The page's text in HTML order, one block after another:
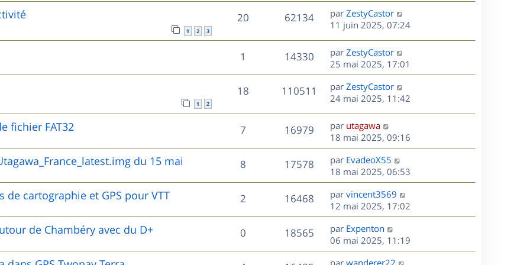
e
s
e
s
s
e
e
s
r
m
s
a
e
p
o
e
s
i
e
r
m
e
s
a
g
e
1 2 3
20R
é
e
62134V
u
e
D
e
i
e
r
m
s
a
e
par ZestyCastor
11 juin 2025, 07:24
1
é
p
s
e
s
14330V
u
e
D
e
r
n
i
r
m
e
s
s
a
g
e
par ZestyCastor
25 mai 2025, 17:01
1 2
18R
é
e
110511
u
D
e
i
e
r
m
e
s
s
a
g
e
par ZestyCastor
24 mai 2025, 11:42
fichier FAT32 7R
é
p
n
s
16979V
u
e
s
D
e
r
n
i
e
r
m
e
s
s
a
par utagawa
18 mai 2025, 09:16
du 15 mai 8R
é
p
n
17578V
u
e
D
e
r
n
i
e
r
m
e
par EvadeoX55
18 mai 2025, 06:53
cartographie et GPS pour VTT 2R
é
p
16468V
u
e
D
e
r
n
i
e
par vincent3569
12 mai 2025, 17:02
de Chambéry avec du D+ 0R
é
18565V
u
D
e
r
par Expenton
06 mai 2025, 11:19
D
par wanderer22